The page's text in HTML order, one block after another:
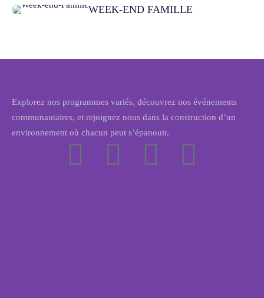
WEEK-END FAMILLE
Explorez nos programmes variés, découvrez nos événements
communautaires, et rejoignez nous dans la construction d’un
environnement où chacun peut s’épanouir.